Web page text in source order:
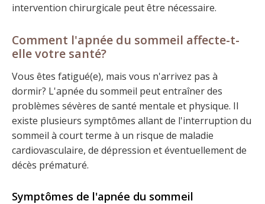
intervention chirurgicale peut être nécessaire.
Comment l'apnée du sommeil affecte-t-
elle votre santé?
Vous êtes fatigué(e), mais vous n'arrivez pas à
dormir? L'apnée du sommeil peut entraîner des
problèmes sévères de santé mentale et physique. Il
existe plusieurs symptômes allant de l'interruption du
sommeil à court terme à un risque de maladie
cardiovasculaire, de dépression et éventuellement de
décès prématuré.
Symptômes de l'apnée du sommeil